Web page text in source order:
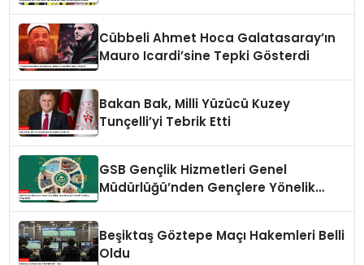
Cübbeli Ahmet Hoca Galatasaray’ın
Mauro Icardi’sine Tepki Gösterdi
Bakan Bak, Milli Yüzücü Kuzey
Tunçelli’yi Tebrik Etti
GSB Gençlik Hizmetleri Genel
Müdürlüğü’nden Gençlere Yönelik
Beşiktaş Göztepe Maçı Hakemleri Belli
Oldu